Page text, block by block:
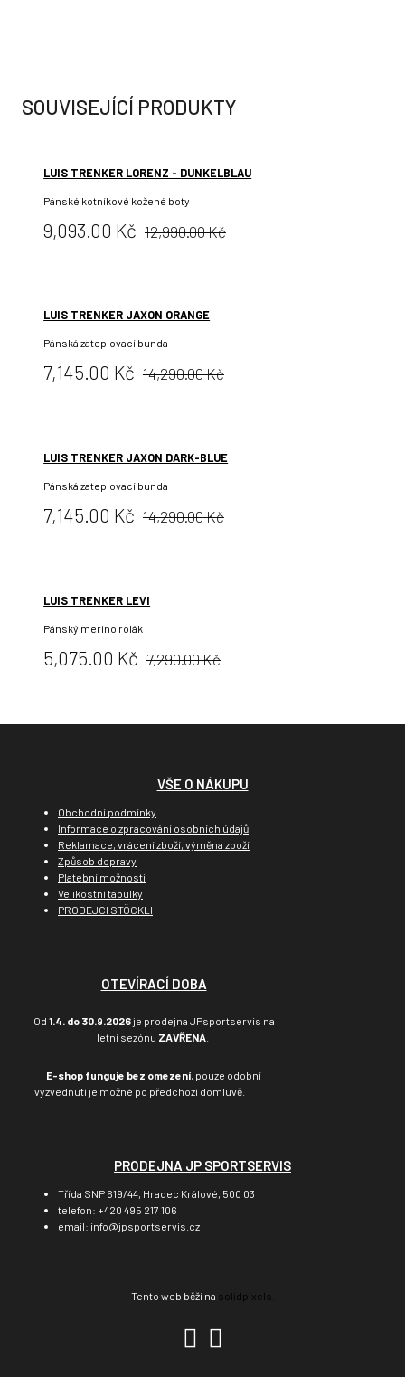
SOUVISEJÍCÍ PRODUKTY
LUIS TRENKER LORENZ - DUNKELBLAU
Pánské kotníkové kožené boty
Cena:
9,093.00 Kč Původní
12,990.00 Kč
LUIS TRENKER JAXON ORANGE
Pánská zateplovací bunda
Cena:
7,145.00 Kč Původní
14,290.00 Kč
LUIS TRENKER JAXON DARK-BLUE
Pánská zateplovací bunda
Cena:
7,145.00 Kč Původní
14,290.00 Kč
LUIS TRENKER LEVI
Pánský merino rolák
Cena:
5,075.00 Kč Původní
7,290.00 Kč
VŠE O NÁKUPU
Obchodní podmínky
Informace o zpracování osobních údajů
Reklamace, vrácení zboží, výměna zboží
Způsob dopravy
Platební možnosti
Velikostní tabulky
PRODEJCI STÖCKLI
OTEVÍRACÍ DOBA
Od 1.4. do 30.9.2026je prodejna JPsportservis na
letní sezónu ZAVŘENÁ
E-shop funguje bez omezení, pouze odobní
vyzvednutí je možné po předchozí domluvě.
PRODEJNA JP SPORTSERVIS
Třída SNP 619/44, Hradec Králové, 500 03
telefon: +420 495 217 106
email: info@jpsportservis.cz
Tento web běží na solidpixels.